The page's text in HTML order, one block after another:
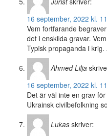
16 september, 2022 kl.
Vem fortfarande
det i enskilda gravar.
Typisk propaganda i
Ahmed Lilja
16 september, 2022 kl.
Det är väl inte en grav
Ukrainsk civilbefolkning
Lukas skriver: